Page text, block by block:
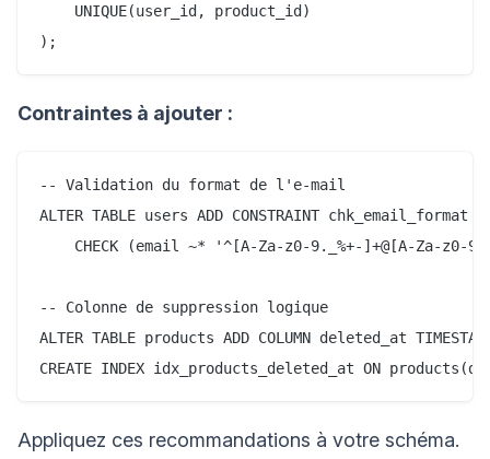
    UNIQUE(user_id, product_id)
Contraintes à ajouter :
-- Validation du format de l'e-mail
ALTER TABLE users ADD CONSTRAINT chk_email_format
CHECK (email ~* '^[A-Za-z0-9._%+-]+@[A-Za-z0-
-- Colonne de suppression logique
ALTER TABLE products ADD COLUMN deleted_at
Appliquez ces recommandations à votre schéma.